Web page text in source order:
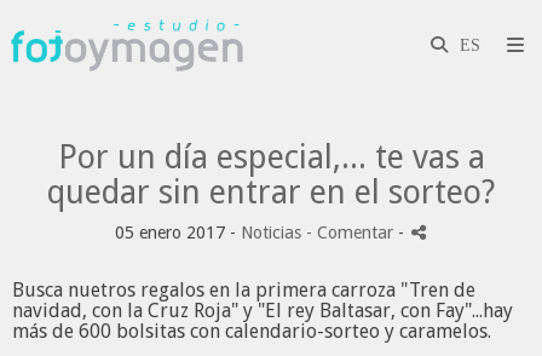
Por un día especial,... te vas a
quedar sin entrar en el sorteo?
05 enero 2017 - Noticias - Comentar -
Busca nuetros regalos en la primera carroza "Tren de
navidad, con la Cruz Roja" y "El rey Baltasar, con Fay"...hay
más de 600 bolsitas con calendario-sorteo y caramelos.